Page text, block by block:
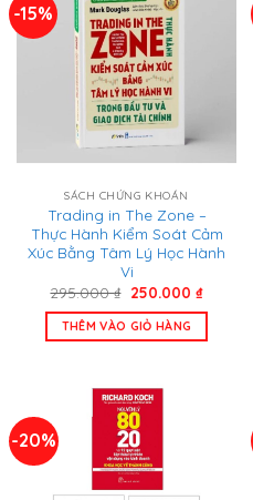
-15%
SÁCH CHỨNG KHOÁN
Trading in The Zone –
Thực Hành Kiểm Soát Cảm
Xúc Bằng Tâm Lý Học Hành
Vi
295.000₫ Giá
là:
295.000 ₫.
250.000 ₫Giá
tại
THÊM VÀO GIỎ HÀNG
-20%